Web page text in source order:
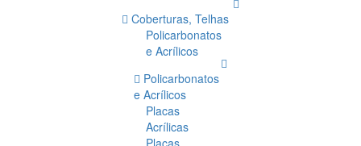
Coberturas, Telhas
Policarbonatos
e Acrílicos
Policarbonatos
e Acrílicos
Placas
Acrílicas
Placas